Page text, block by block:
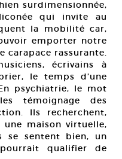
surdimensionnée,
qui invite au
la mobilité car,
emporter notre
carapace rassurante.
écrivains à
le temps d’une
psychiatrie, le mot
témoignage des
Ils recherchent,
une maison virtuelle,
se sentent bien, un
qualifier de